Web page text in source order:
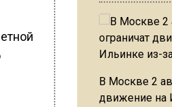
В Москве 2
движение на